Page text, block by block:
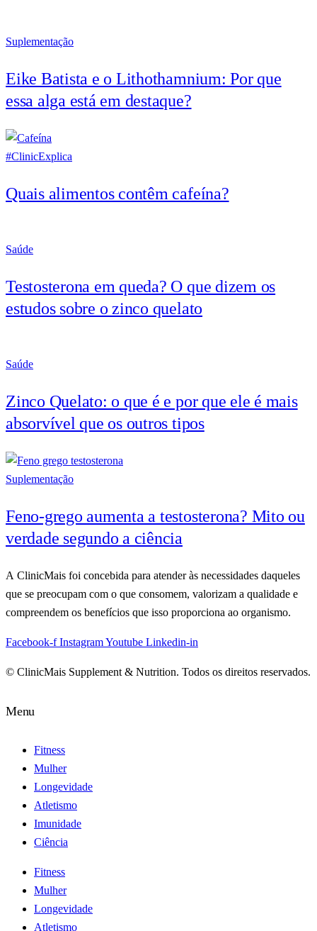
Suplementação
Eike Batista e o Lithothamnium: Por que
essa alga está em destaque?
#ClinicExplica
Quais alimentos contêm cafeína?
Saúde
Testosterona em queda? O que dizem os
estudos sobre o zinco quelato
Saúde
Zinco Quelato: o que é e por que ele é mais
absorvível que os outros tipos
Suplementação
Feno-grego aumenta a testosterona? Mito ou
verdade segundo a ciência
A ClinicMais foi concebida para atender às necessidades daqueles
que se preocupam com o que consomem, valorizam a qualidade e
compreendem os benefícios que isso proporciona ao organismo.
Facebook-f InstagramYoutube Linkedin-in
© ClinicMais Supplement & Nutrition. Todos os direitos reservados.
Menu
Fitness
Mulher
Longevidade
Atletismo
Imunidade
Ciência
Fitness
Mulher
Longevidade
Atletismo